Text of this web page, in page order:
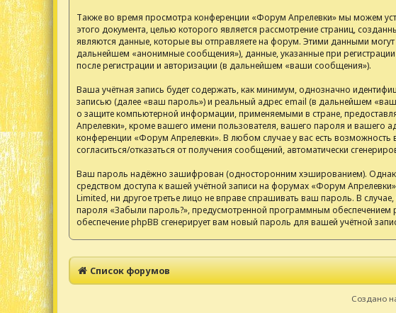
Также во время просмотра конференции «Форум Апрелевки» мы можем
этого документа, целью которого является рассмотрение страниц,
являются данные, которые вы отправляете на форум. Этими данными
дальнейшем «анонимные сообщения»), данные, указанные при
после регистрации и авторизации (в дальнейшем «ваши сообщения»).
Ваша учётная запись будет содержать, как минимум, однозначно
записью (далее «ваш пароль») и реальный адрес email (в дальнейшем
о защите компьютерной информации, применяемыми в стране,
Апрелевки», кроме вашего имени пользователя, вашего пароля и вашего
конференции «Форум Апрелевки». В любом случае у вас есть
согласиться/отказаться от получения сообщений, автоматически
Ваш пароль надёжно зашифрован (односторонним хэшированием). Однако
средством доступа к вашей учётной записи на форумах «Форум
Limited, ни другое третье лицо не вправе спрашивать ваш пароль. В
пароля «Забыли пароль?», предусмотренной программным
обеспечение phpBB сгенерирует вам новый пароль для вашей учётной
Список форумов
Создано